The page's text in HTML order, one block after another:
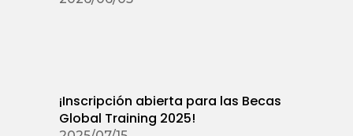
¡Inscripción abierta para las Becas
Global Training 2025!